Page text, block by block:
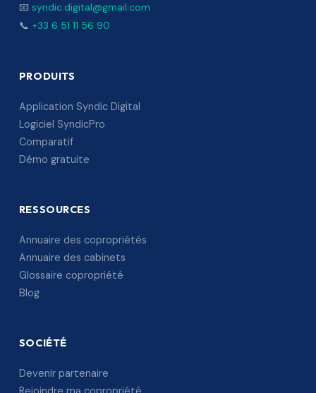
📧 syndic.digital@gmail.com
📞 +33 6 51 11 56 90
PRODUITS
Application Syndic Digital
Logiciel SyndicPro
Comparatif
Démo gratuite
RESSOURCES
Annuaire des copropriétés
Annuaire des cabinets
Glossaire copropriété
Blog
SOCIÉTÉ
Devenir partenaire